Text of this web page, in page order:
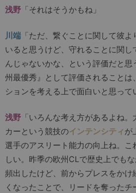
浅野 「それはそうかもね」
川端 「ただ、繋ぐことに関して彼
いると思うけど、守れることに関し
んじゃないかな、という評価だと
州最優秀』として評価されることは
ションを考える上で面白いと思って
浅野 「いろんな考え方があるよね
カーという競技のインテンシティ が
選手のアスリート能力の向上ね。こ
しい。昨季の欧州CLで歴史上でも
頻出したけど、前からプレスをかけ
くなったことで、リードを奪ったチ